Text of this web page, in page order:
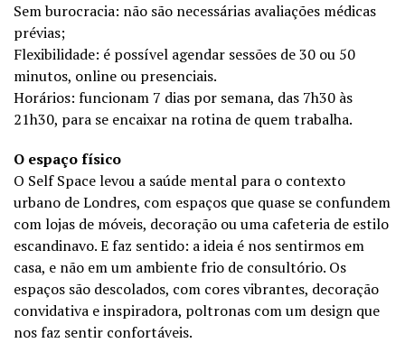
Sem burocracia: não são necessárias avaliações médicas
prévias;
Flexibilidade: é possível agendar sessões de 30 ou 50
minutos, online ou presenciais.
Horários: funcionam 7 dias por semana, das 7h30 às
21h30, para se encaixar na rotina de quem trabalha.
O espaço físico
O Self Space levou a saúde mental para o contexto
urbano de Londres, com espaços que quase se confundem
com lojas de móveis, decoração ou uma cafeteria de estilo
escandinavo. E faz sentido: a ideia é nos sentirmos em
casa, e não em um ambiente frio de consultório. Os
espaços são descolados, com cores vibrantes, decoração
convidativa e inspiradora, poltronas com um design que
nos faz sentir confortáveis.